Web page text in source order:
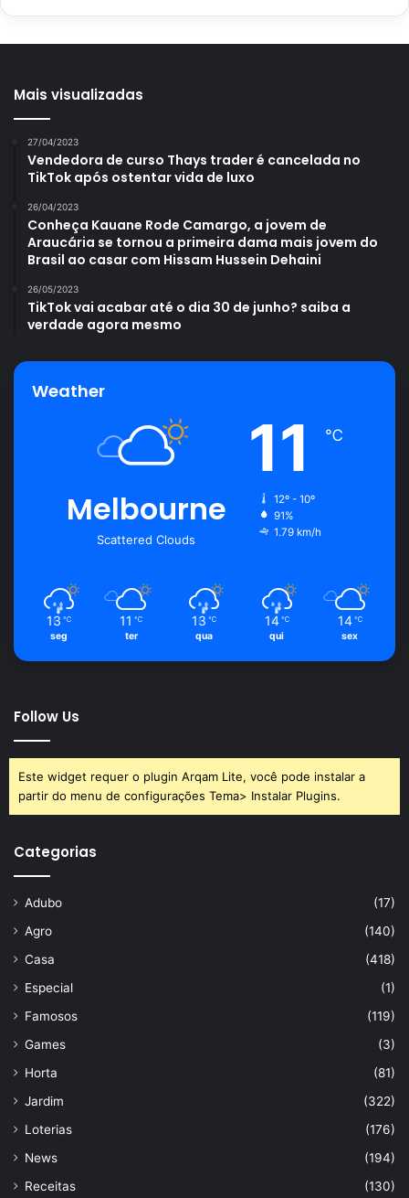
Mais visualizadas
27/04/2023
Vendedora de curso Thays trader é cancelada no
TikTok após ostentar vida de luxo
26/04/2023
Conheça Kauane Rode Camargo, a jovem de
Araucária se tornou a primeira dama mais jovem do
Brasil ao casar com Hissam Hussein Dehaini
26/05/2023
TikTok vai acabar até o dia 30 de junho? saiba a
verdade agora mesmo
Weather
Melbourne
Scattered Clouds
11 ℃
12º - 10º
91%
1.79 km/h
13 ℃
seg
11 ℃
ter
13 ℃
qua
14 ℃
qui
14 ℃
sex
Follow Us
Este widget requer o plugin Arqam Lite, você pode instalar a
partir do menu de configurações Tema> Instalar Plugins.
Categorias
Adubo
(17)
Agro
(140)
Casa
(418)
Especial
(1)
Famosos
(119)
Games
(3)
Horta
(81)
Jardim
(322)
Loterias
(176)
News
(194)
Receitas
(130)